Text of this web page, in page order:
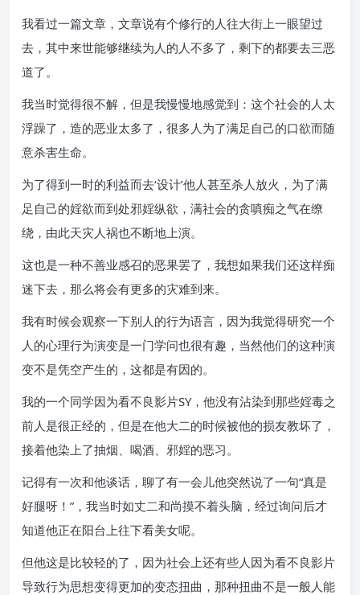
我看过一篇文章，文章说有个修行的人往大街上一眼望过
去，其中来世能够继续为人的人不多了，剩下的都要去三恶
道了。
我当时觉得很不解，但是我慢慢地感觉到：这个社会的人太
浮躁了，造的恶业太多了，很多人为了满足自己的口欲而随
意杀害生命。
为了得到一时的利益而去‘设计’他人甚至杀人放火，为了满
足自己的婬欲而到处邪婬纵欲，满社会的贪嗔痴之气在缭
绕，由此天灾人祸也不断地上演。
这也是一种不善业感召的恶果罢了，我想如果我们还这样痴
迷下去，那么将会有更多的灾难到来。
我有时候会观察一下别人的行为语言，因为我觉得研究一个
人的心理行为演变是一门学问也很有趣，当然他们的这种演
变不是凭空产生的，这都是有因的。
我的一个同学因为看不良影片SY，他没有沾染到那些婬毒之
前人是很正经的，但是在他大二的时候被他的损友教坏了，
接着他染上了抽烟、喝酒、邪婬的恶习。
记得有一次和他谈话，聊了有一会儿他突然说了一句“真是
好腿呀！”，我当时如丈二和尚摸不着头脑，经过询问后才
知道他正在阳台上往下看美女呢。
但他这是比较轻的了，因为社会上还有些人因为看不良影片
导致行为思想变得更加的变态扭曲，那种扭曲不是一般人能